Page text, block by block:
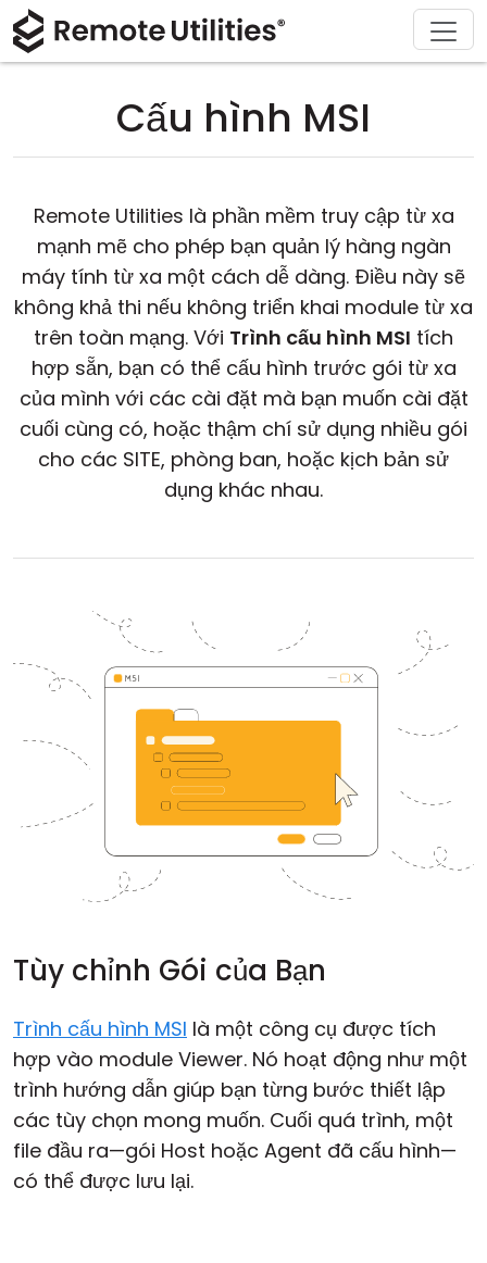
Cấu hình MSI
Remote Utilities là phần mềm truy cập từ xa
mạnh mẽ cho phép bạn quản lý hàng ngàn
máy tính từ xa một cách dễ dàng. Điều này sẽ
không khả thi nếu không triển khai module từ xa
trên toàn mạng. Với Trình cấu hình MSI tích
hợp sẵn, bạn có thể cấu hình trước gói từ xa
của mình với các cài đặt mà bạn muốn cài đặt
cuối cùng có, hoặc thậm chí sử dụng nhiều gói
cho các SITE, phòng ban, hoặc kịch bản sử
dụng khác nhau.
Tùy chỉnh Gói của Bạn
Trình cấu hình MSI là một công cụ được tích
hợp vào module Viewer. Nó hoạt động như một
trình hướng dẫn giúp bạn từng bước thiết lập
các tùy chọn mong muốn. Cuối quá trình, một
file đầu ra—gói Host hoặc Agent đã cấu hình—
có thể được lưu lại.
Sản phẩm
Các ghi chú phát hành
Các chế độ kết nối
Truy cập không giám sát
Hỗ trợ Active Directory
Cấu hình MSI
Giải pháp
Sản xuất và Bán lẻ
Giáo dục và Chính phủ
Công nghệ thông tin
Tải xuống
iOS/Android
Mua
Trợ lý Giấy Phép
Hỗ trợ
Giới thiệu
Phòng báo chí